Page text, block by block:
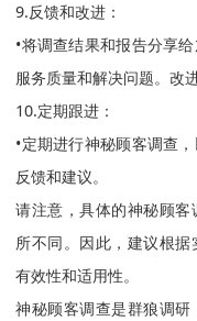
9.反馈和改进：
•将调查结果和报告分享
服务质量和解决问题。改
10.定期跟进：
•定期进行神秘顾客调查
反馈和建议。
请注意，具体的神秘顾
所不同。因此，建议根
有效性和适用性。
神秘顾客调查是群狼调